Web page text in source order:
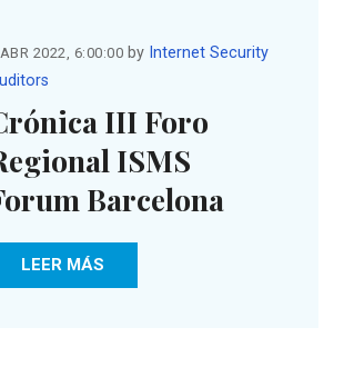
2022, 6:00:00 by Internet Security
III Foro
ISMS
Barcelona
LEER MÁS